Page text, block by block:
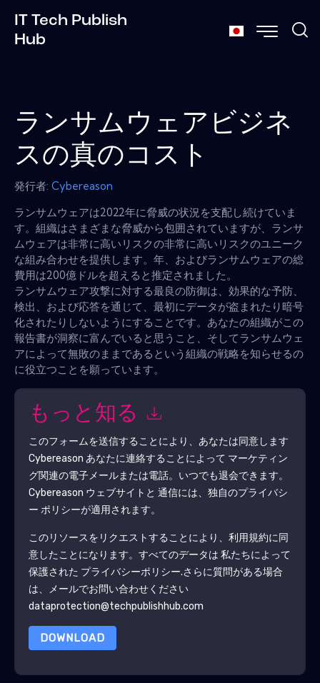
IT Tech Publish
Hub
ランサムウェアビジネ
スの真のコスト
発行者: Cybereason
ランサムウェアは2022年に脅威の状況を支配し続けていま
す。組織はさまざまな脅威から包囲されていますが、ランサ
ムウェアは非常に高いリスクの非常に高いリスクのユニーク
な組み合わせを提供します。年、およびランサムウェアの総
費用は200億ドルを超えると推定されました。
ランサムウェア攻撃に対する最良の防御は、効果的な予防、
検出、および応答を通じて、最初にデータが盗まれたり暗号
化されたりしないようにすることです。あなたの組織がこの
報告書が洞察に富んでいると思うこと、そしてランサムウェ
アによって無敗のままであるという組織の戦略を知らせるの
に役立つことを願っています。
もっと知る
このフォームを送信することにより、あなたは同意します
Cybereason あなたに連絡することによって マーケティン
グ関連の電子メールまたは電話。いつでも退会できます。
Cybereason ウェブサイトと 通信には、独自のプライバシ
ー ポリシーが適用されます。
このリソースをリクエストすることにより、利用規約に同
意したことになります。すべてのデータは 私たちによって
保護された プライバシーポリシー.さらに質問がある場合
は、メールでお問い合わせください
dataprotection@techpublishhub.com
DOWNLOAD